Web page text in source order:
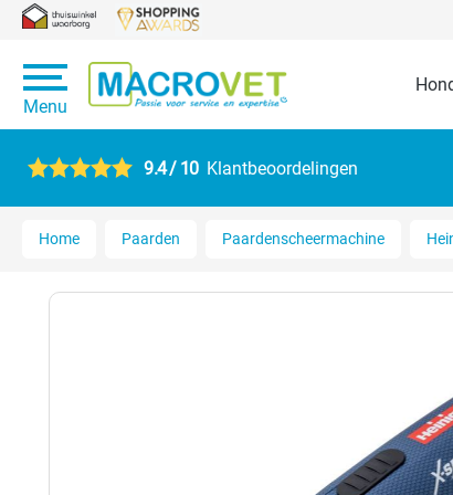
Menu
9.4 / 10 Klantbeoordelingen
Home Paarden Paardenscheermachine